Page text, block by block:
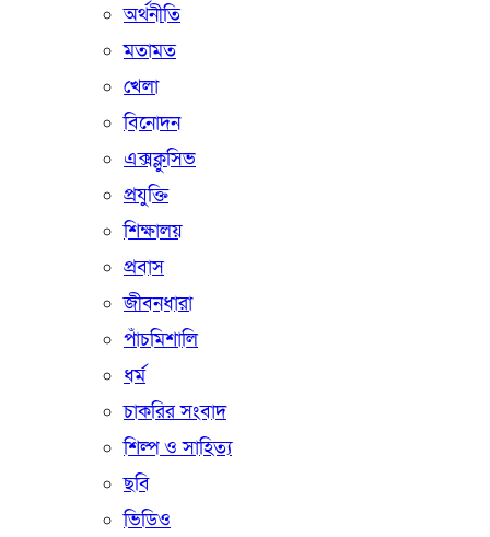
অর্থনীতি
মতামত
খেলা
বিনোদন
এক্সক্লুসিভ
প্রযুক্তি
শিক্ষালয়
প্রবাস
জীবনধারা
পাঁচমিশালি
ধর্ম
চাকরির সংবাদ
শিল্প ও সাহিত্য
ছবি
ভিডিও